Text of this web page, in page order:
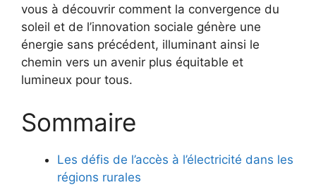
vous à découvrir ‌comment la⁢ convergence du
soleil et de l’innovation sociale génère une‌
énergie sans précédent, illuminant ainsi le
chemin vers un avenir plus⁢ équitable et
lumineux pour tous.
Sommaire
Les défis de l’accès‍ à l’électricité dans les
régions rurales